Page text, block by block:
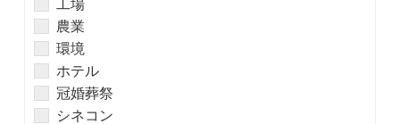
工場
農業
環境
ホテル
冠婚葬祭
シネコン